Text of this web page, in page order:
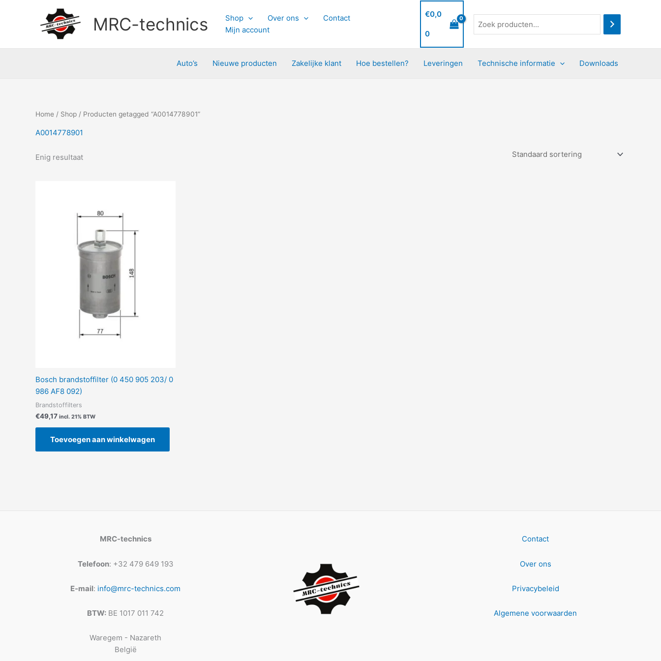
MRC-technics Shop Over ons
Contact
Mijn account
€0,0
0
Auto’s Nieuwe producten Zakelijke klant Hoe bestellen? Leveringen Technische informatie Downloads
Home / Shop / Producten getagged “A0014778901”
A0014778901
Enig resultaat
Bosch brandstoffilter (0 450 905 203/ 0
986 AF8 092)
Brandstoffilters
€49,17 incl. 21% BTW
Toevoegen aan winkelwagen
MRC-technics
Telefoon: +32 479 649 193
E-mail: info@mrc-technics.com
BTW: BE 1017 011 742
Waregem - Nazareth
België
Contact
Over ons
Privacybeleid
Algemene voorwaarden